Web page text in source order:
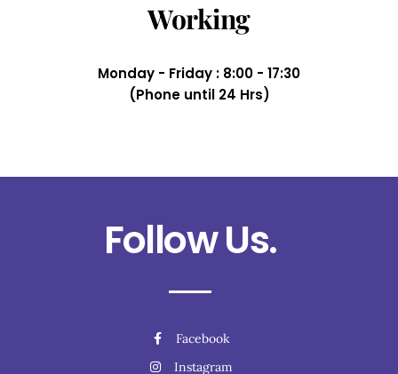
Working
Monday - Friday : 8:00 - 17:30
(Phone until 24 Hrs)
Follow Us.
Facebook
Instagram